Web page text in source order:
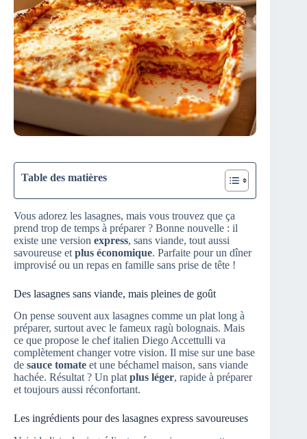
Table des matières
Vous adorez les lasagnes, mais vous trouvez que ça
prend trop de temps à préparer ? Bonne nouvelle : il
existe une version express, sans viande, tout aussi
savoureuse et plus économique. Parfaite pour un dîner
improvisé ou un repas en famille sans prise de tête !
Des lasagnes sans viande, mais pleines de goût
On pense souvent aux lasagnes comme un plat long à
préparer, surtout avec le fameux ragù bolognais. Mais
ce que propose le chef italien Diego Accettulli va
complètement changer votre vision. Il mise sur une base
de sauce tomate et une béchamel maison, sans viande
hachée. Résultat ? Un plat plus léger, rapide à préparer
et toujours aussi réconfortant.
Les ingrédients pour des lasagnes express savoureuses